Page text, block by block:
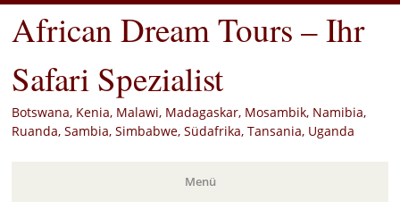
African Dream Tours – Ihr
Safari Spezialist
Botswana, Kenia, Malawi, Madagaskar, Mosambik, Namibia,
Ruanda, Sambia, Simbabwe, Südafrika, Tansania, Uganda
Menü